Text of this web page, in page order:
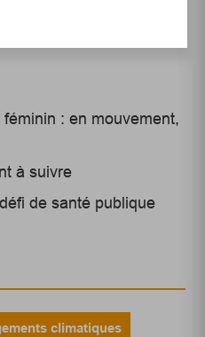
: en mouvement,
à suivre
de santé publique
climatiques